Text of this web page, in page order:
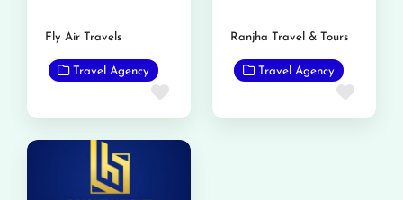
Fly Air Travels
Travel Agency
Favorite
Ranjha Travel & Tours
Travel Agency